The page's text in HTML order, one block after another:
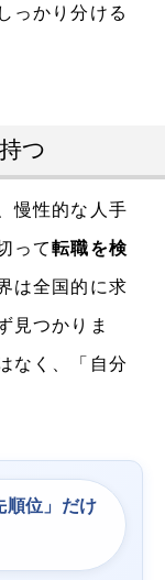
っかり分ける
つ
慢性的な人手
って転職を検
は全国的に求
見つかりま
なく、「自分
順位」だけ